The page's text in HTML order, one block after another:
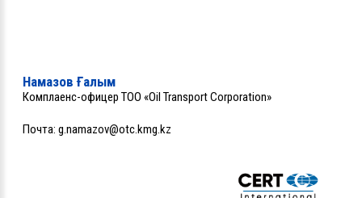
Намазов Ғалым
Комплаенс-офицер ТОО «Oil Transport Corporation»
Почта: g.namazov@otc.kmg.kz